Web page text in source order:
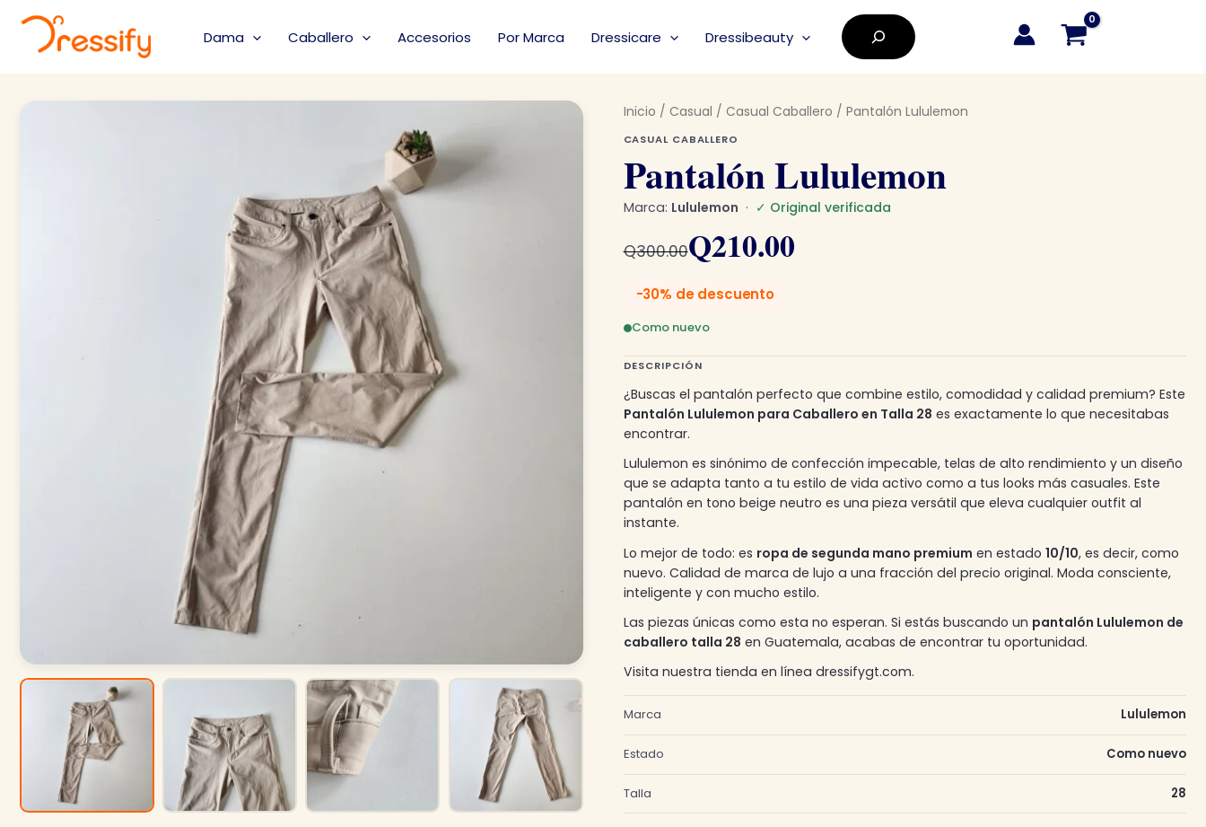
Dama Caballero Accesorios Por Marca Dressicare Dressibeauty
Buscar
Inicio / Casual / Casual Caballero / Pantalón Lululemon
CASUAL CABALLERO
Pantalón Lululemon
Marca: Lululemon · ✓ Original verificada
Q300.00
original
Q300.00.
Q210.00
actual
Q210.00.
-30% de descuento
Como nuevo
DESCRIPCIÓN
¿Buscas el pantalón perfecto que combine estilo, comodidad y calidad premium? Este
Pantalón Lululemon para Caballero en Talla 28 es exactamente lo que necesitabas
encontrar.
Lululemon es sinónimo de confección impecable, telas de alto rendimiento y un diseño
que se adapta tanto a tu estilo de vida activo como a tus looks más casuales. Este
pantalón en tono beige neutro es una pieza versátil que eleva cualquier outfit al
instante.
Lo mejor de todo: es ropa de segunda mano premium en estado 10/10, es decir, como
nuevo. Calidad de marca de lujo a una fracción del precio original. Moda consciente,
inteligente y con mucho estilo.
Las piezas únicas como esta no esperan. Si estás buscando un pantalón Lululemon de
caballero talla 28 en Guatemala, acabas de encontrar tu oportunidad.
Visita nuestra tienda en línea dressifygt.com.
Marca Lululemon
Estado Como nuevo
Talla 28